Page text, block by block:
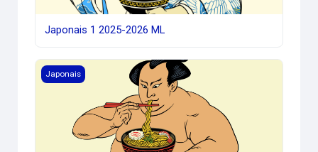
Japonais 1 2025-2026 ML
Japonais 2 2025-2026 ML
Japonais